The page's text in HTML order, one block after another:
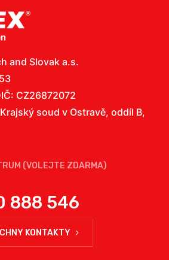
and Slovak a.s.
CZ26872072
soud v Ostravě, oddíl B,
(VOLEJTE ZDARMA)
888 546
KONTAKTY